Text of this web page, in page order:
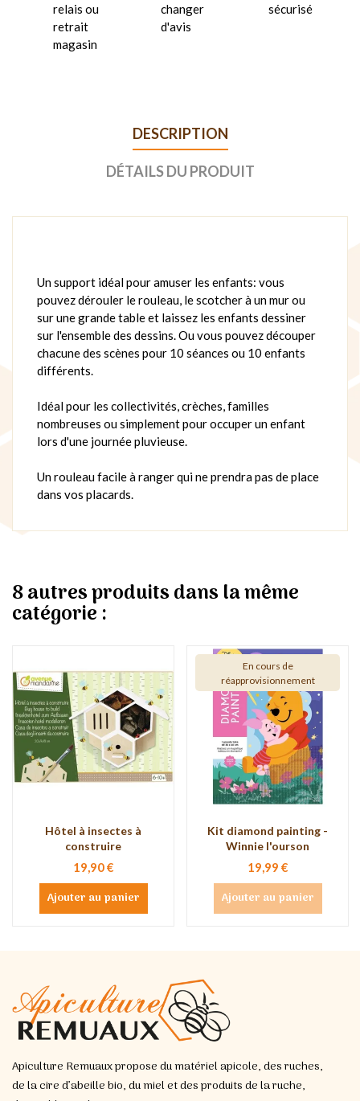
relais ou
retrait
magasin
changer
d'avis
sécurisé
DESCRIPTION
DÉTAILS DU PRODUIT
Un support idéal pour amuser les enfants: vous
pouvez dérouler le rouleau, le scotcher à un mur ou
sur une grande table et laissez les enfants dessiner
sur l'ensemble des dessins. Ou vous pouvez découper
chacune des scènes pour 10 séances ou 10 enfants
différents.
Idéal pour les collectivités, crèches, familles
nombreuses ou simplement pour occuper un enfant
lors d'une journée pluvieuse.
Un rouleau facile à ranger qui ne prendra pas de place
dans vos placards.
8 autres produits dans la même
catégorie :
Hôtel à insectes à
construire
19,90 €
Ajouter au panier
En cours de
réapprovisionnement
Kit diamond painting -
Winnie l'ourson
19,99 €
Ajouter au panier
Apiculture Remuaux propose du matériel apicole, des ruches,
de la cire d’abeille bio, du miel et des produits de la ruche,